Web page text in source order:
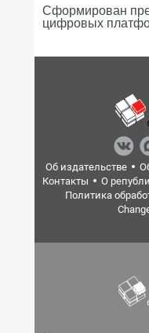
Сформирован
цифровых
Об издательстве
Контакты
О
Политика